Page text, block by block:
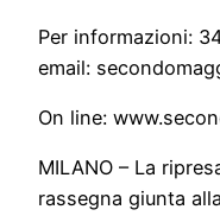
Per informazioni:
email:
On line:
MILANO – La
rassegna giunta